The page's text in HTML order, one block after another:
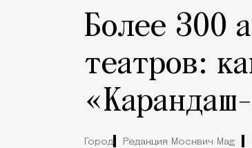
Более 300
театров:
Город Редакция Москвич Mag